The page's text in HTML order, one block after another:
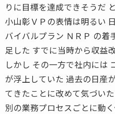
りに目標を達成できそうだ
小山彰ＶＰの表情は明るい
バイバルプラン ＮＲＰ の着
足した すでに当時から収益
しかし その一方で社内には
が浮上していた 過去の日産
てきたことに改めて気づい
別の業務プロセスごとに動